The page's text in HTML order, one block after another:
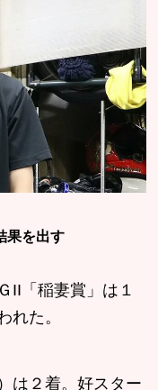
果を出す
II「稲妻賞」は１
れた。
は２着。好スター